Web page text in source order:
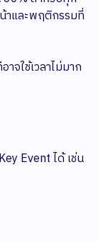
าและพฤติกรรมที่
จใช้เวลาไม่มาก
Event ได้ เช่น